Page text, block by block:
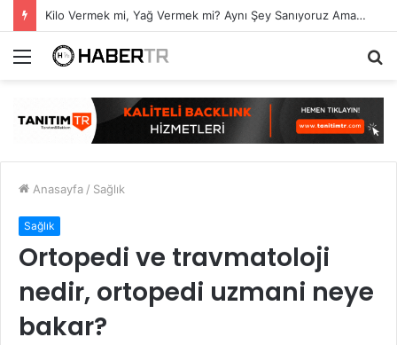
Kilo Vermek mi, Yağ Vermek mi? Aynı Şey Sanıyoruz Ama Değil!
Menü
Anasayfa / Sağlık
Sağlık
Ortopedi ve travmatoloji
nedir, ortopedi uzmani neye
bakar?